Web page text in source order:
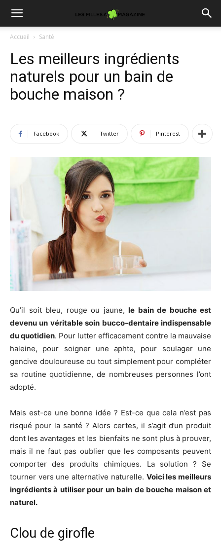
Accueil Santé
Les meilleurs ingrédients
naturels pour un bain de
bouche maison ?
Facebook Twitter Pinterest
Qu’il soit bleu, rouge ou jaune, le bain de bouche est
devenu un véritable soin bucco-dentaire indispensable
du quotidien. Pour lutter efficacement contre la mauvaise
haleine, pour soigner une aphte, pour soulager une
gencive douloureuse ou tout simplement pour compléter
sa routine quotidienne, de nombreuses personnes l’ont
adopté.
Mais est-ce une bonne idée ? Est-ce que cela n’est pas
risqué pour la santé ? Alors certes, il s’agit d’un produit
dont les avantages et les bienfaits ne sont plus à prouver,
mais il ne faut pas oublier que les composants peuvent
comporter des produits chimiques. La solution ? Se
tourner vers une alternative naturelle. Voici les meilleurs
ingrédients à utiliser pour un bain de bouche maison et
naturel.
Clou de girofle